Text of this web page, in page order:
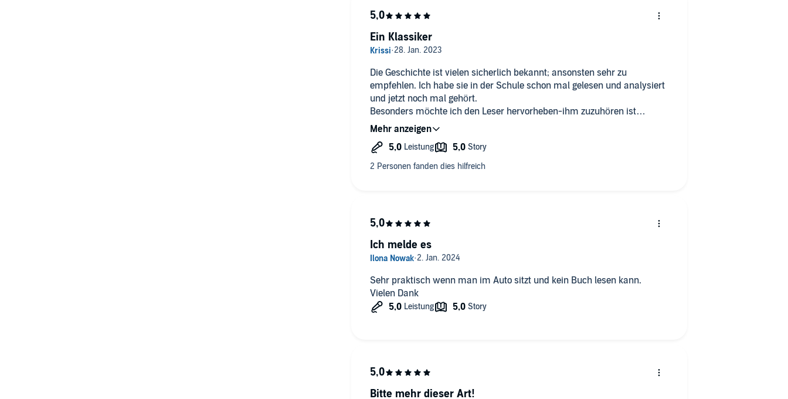
Die Geschichte ist vielen sicherlich bekannt; ansonsten sehr zu
empfehlen. Ich habe sie in der Schule schon mal gelesen und analysiert
und jetzt noch mal gehört.
Besonders möchte ich den Leser hervorheben-ihm zuzuhören ist
wahnsinnig entspannend-eine tolle Stimme, mit der er eine tolle
Stimmung erzeugt. Herrlich!!!
Ein Klassiker
Sehr praktisch wenn man im Auto sitzt und kein Buch lesen kann.
Vielen Dank
Ich melde es
Bitte mehr dieser Art!